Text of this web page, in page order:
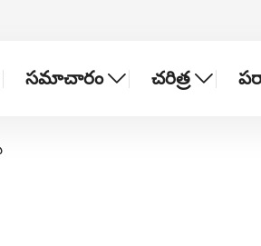
సమాచారం చరిత్ర